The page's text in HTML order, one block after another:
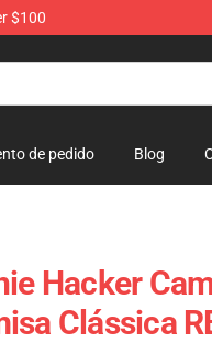
$100
de pedido Blog
Hacker
Clássica